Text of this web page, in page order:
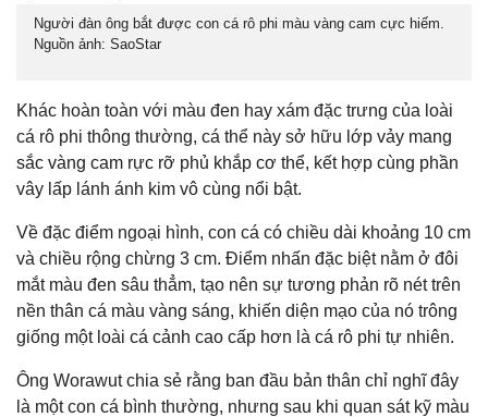
Người đàn ông bắt được con cá rô phi màu vàng cam cực hiếm.
Nguồn ảnh: SaoStar
Khác hoàn toàn với màu đen hay xám đặc trưng của loài
cá rô phi thông thường, cá thể này sở hữu lớp vảy mang
sắc vàng cam rực rỡ phủ khắp cơ thể, kết hợp cùng phần
vây lấp lánh ánh kim vô cùng nổi bật.
Về đặc điểm ngoại hình, con cá có chiều dài khoảng 10 cm
và chiều rộng chừng 3 cm. Điểm nhấn đặc biệt nằm ở đôi
mắt màu đen sâu thẳm, tạo nên sự tương phản rõ nét trên
nền thân cá màu vàng sáng, khiến diện mạo của nó trông
giống một loài cá cảnh cao cấp hơn là cá rô phi tự nhiên.
Ông Worawut chia sẻ rằng ban đầu bản thân chỉ nghĩ đây
là một con cá bình thường, nhưng sau khi quan sát kỹ màu